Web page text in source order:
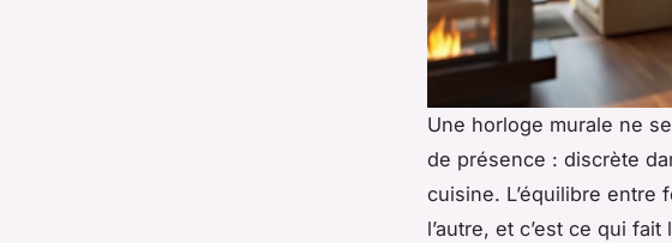
Une horloge murale ne
de présence : discrète
cuisine. L’équilibre entre
l’autre, et c’est ce qui